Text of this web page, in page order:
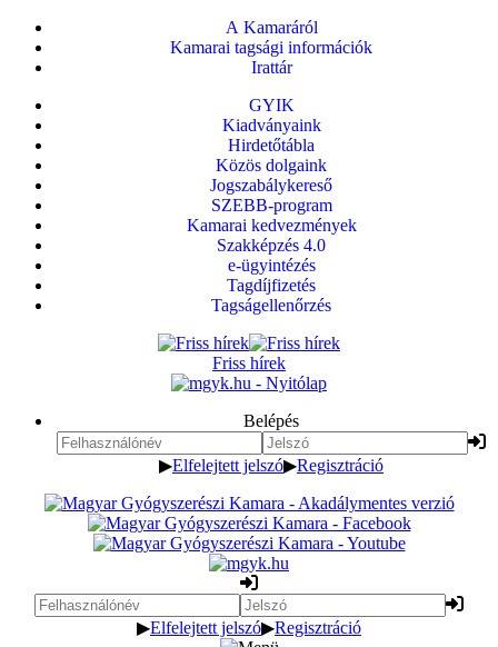
A Kamaráról
Kamarai tagsági információk
Irattár
GYIK
Kiadványaink
Hirdetőtábla
Közös dolgaink
Jogszabálykereső
SZEBB-program
Kamarai kedvezmények
Szakképzés 4.0
e-ügyintézés
Tagdíjfizetés
Tagságellenőrzés
Friss hírek
Belépés
▶Elfelejtett jelszó▶Regisztráció
▶Elfelejtett jelszó▶Regisztráció